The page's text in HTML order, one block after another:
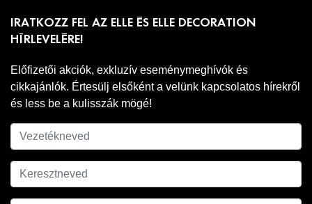
IRATKOZZ FEL AZ ELLE ÉS ELLE DECORATION
HÍRLEVELÉRE!
Előfizetői akciók, exkluzív eseménymeghívók és
cikkajánlók. Értesülj elsőként a velünk kapcsolatos hírekről
és less be a kulisszák mögé!